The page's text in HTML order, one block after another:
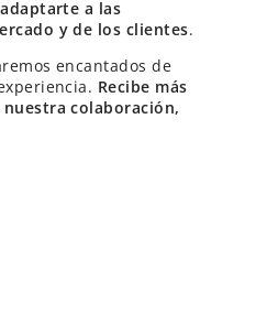
a las
y de los clientes.
encantados de
Recibe más
colaboración,